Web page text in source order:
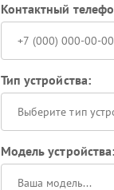
Контактный
Тип устройства:
Выберите тип
Модель устройства: